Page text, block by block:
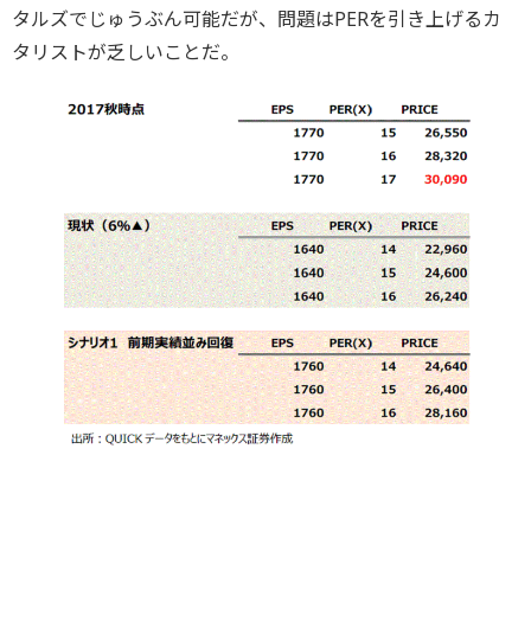
タルズでじゅうぶん可能だが、問題はPERを引き上げるカ
タリストが乏しいことだ。